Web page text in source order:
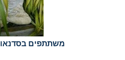
משתתפים